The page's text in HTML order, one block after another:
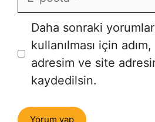
posta
İnternet
sitesi
Daha sonraki
kullanılması için
adresim ve site
kaydedilsin.